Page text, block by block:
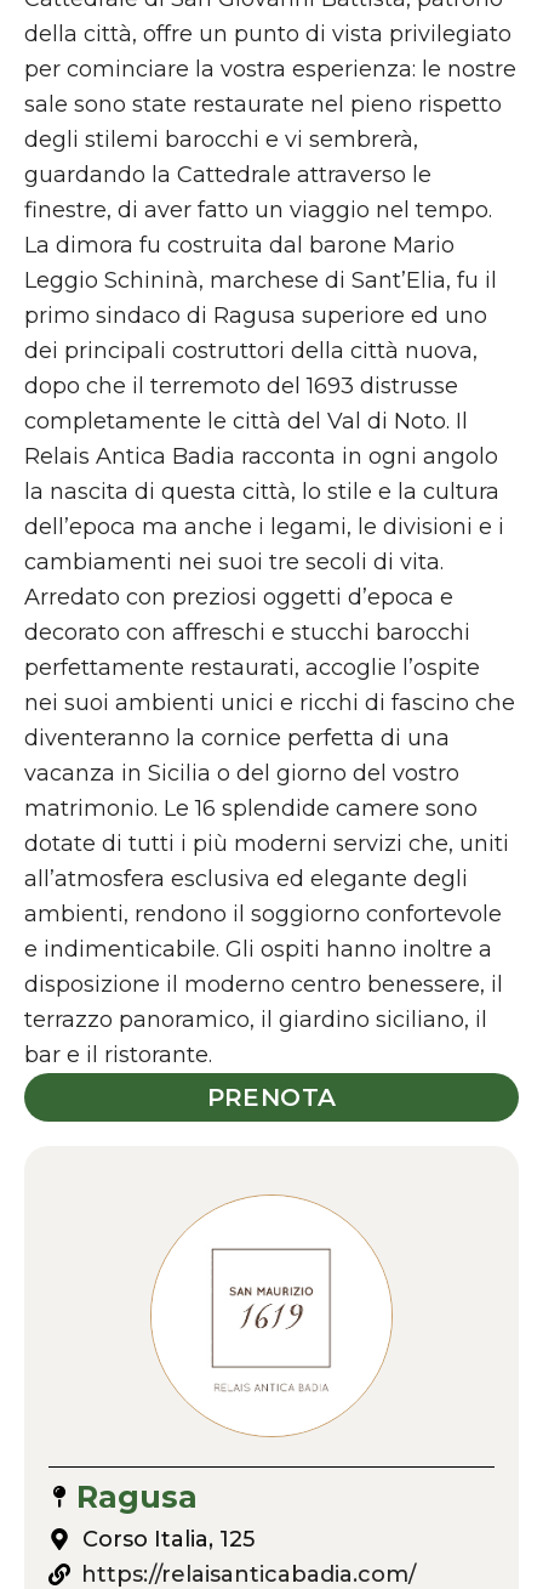
della città, offre un punto di vista privilegiato
per cominciare la vostra esperienza: le nostre
sale sono state restaurate nel pieno rispetto
degli stilemi barocchi e vi sembrerà,
guardando la Cattedrale attraverso le
finestre, di aver fatto un viaggio nel tempo.
La dimora fu costruita dal barone Mario
Leggio Schininà, marchese di Sant’Elia, fu il
primo sindaco di Ragusa superiore ed uno
dei principali costruttori della città nuova,
dopo che il terremoto del 1693 distrusse
completamente le città del Val di Noto. Il
Relais Antica Badia racconta in ogni angolo
la nascita di questa città, lo stile e la cultura
dell’epoca ma anche i legami, le divisioni e i
cambiamenti nei suoi tre secoli di vita.
Arredato con preziosi oggetti d’epoca e
decorato con affreschi e stucchi barocchi
perfettamente restaurati, accoglie l’ospite
nei suoi ambienti unici e ricchi di fascino che
diventeranno la cornice perfetta di una
vacanza in Sicilia o del giorno del vostro
matrimonio. Le 16 splendide camere sono
dotate di tutti i più moderni servizi che, uniti
all’atmosfera esclusiva ed elegante degli
ambienti, rendono il soggiorno confortevole
e indimenticabile. Gli ospiti hanno inoltre a
disposizione il moderno centro benessere, il
terrazzo panoramico, il giardino siciliano, il
bar e il ristorante.
PRENOTA
Ragusa
Corso Italia, 125
https://relaisanticabadia.com/